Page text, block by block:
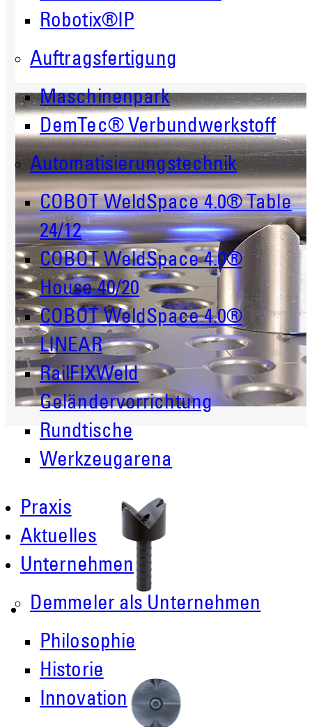
Robotix®IP
Auftragsfertigung
Maschinenpark
DemTec® Verbundwerkstoff
Automatisierungstechnik
COBOT WeldSpace 4.0® Table
24/12
COBOT WeldSpace 4.0®
House 40/20
COBOT WeldSpace 4.0®
LINEAR
RailFIXWeld
Geländervorrichtung
Rundtische
Werkzeugarena
Praxis
Aktuelles
Unternehmen
Demmeler als Unternehmen
Philosophie
Historie
Innovation